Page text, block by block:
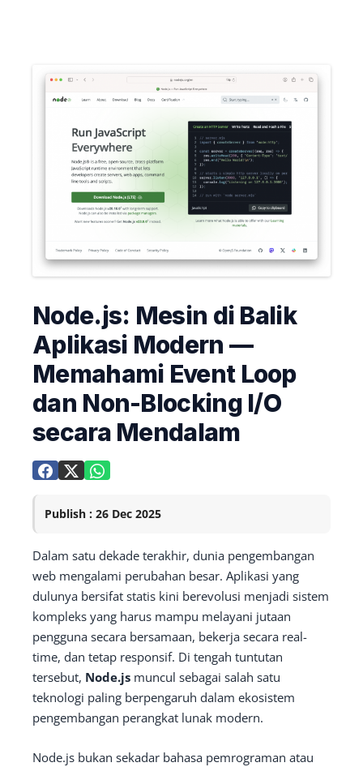
Node.js: Mesin di Balik
Aplikasi Modern —
Memahami Event Loop
dan Non-Blocking I/O
secara Mendalam
Publish : 26 Dec 2025
Dalam satu dekade terakhir, dunia pengembangan
web mengalami perubahan besar. Aplikasi yang
dulunya bersifat statis kini berevolusi menjadi sistem
kompleks yang harus mampu melayani jutaan
pengguna secara bersamaan, bekerja secara real-
time, dan tetap responsif. Di tengah tuntutan
tersebut, Node.js muncul sebagai salah satu
teknologi paling berpengaruh dalam ekosistem
pengembangan perangkat lunak modern.
Node.js bukan sekadar bahasa pemrograman atau